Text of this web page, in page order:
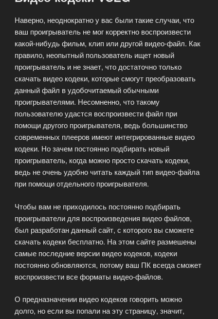
Наверно, неоднократно у вас были такие случаи, что
ваш проигрыватель не мог корректно воспроизвести
какой-нибудь фильм, клип или другой видео-файл. Как
правило, неопытный пользователь ищет новый
проигрыватель и не знает, что достаточно только
скачать видео кодеки, которые смогут преобразовать
данный файл в удобочитаемый обычными
проигрывателями. Несомненно, что такому
пользователю удастся воспроизвести файл при
помощи другого проигрывателя, ведь большинство
современных плееров имеют интегрированные видео
кодеки. Но зачем постоянно подбирать новый
проигрыватель, когда можно просто скачать кодеки,
ведь не очень удобно читать каждый тип видео-файла
при помощи отдельного проигрывателя.
Чтобы вам не приходилось постоянно подбирать
проигрыватели для воспроизведения видео файлов,
был разработан данный сайт, с которого вы сможете
скачать кодеки бесплатно. На этом сайте размешены
самые последние версии видео кодеков, кодеки
постоянно обновляются, потому ваш ПК всегда сможет
воспроизвести все форматы видео-файлов.
О предназначении видео кодеков говорить можно
долго, но если вы попали на эту страницу, значит,